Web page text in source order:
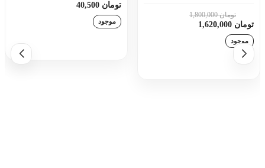
تومان 1,800,000
تومان 1,620,000
موجود
تومان 40,500
موجود